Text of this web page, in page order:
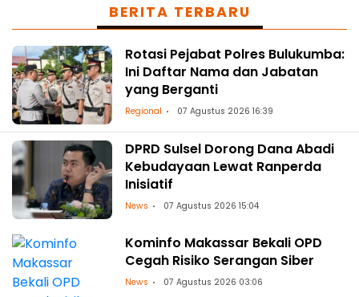
BERITA TERBARU
Rotasi Pejabat Polres Bulukumba:
Ini Daftar Nama dan Jabatan
yang Berganti
Regional 07 Agustus 2026 16:39
DPRD Sulsel Dorong Dana Abadi
Kebudayaan Lewat Ranperda
Inisiatif
News 07 Agustus 2026 15:04
Kominfo Makassar Bekali OPD
Cegah Risiko Serangan Siber
News 07 Agustus 2026 03:06